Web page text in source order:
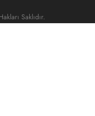
Saklıdır.